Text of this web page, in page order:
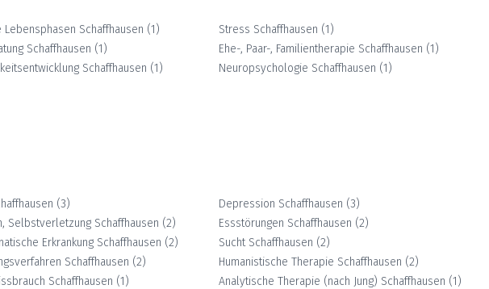
Lebensphasen Schaffhausen (1) Stress Schaffhausen (1)
Schaffhausen (1) Ehe-, Paar-, Familientherapie Schaffhausen (1)
Schaffhausen (1) Neuropsychologie Schaffhausen (1)
(3) Depression Schaffhausen (3)
Selbstverletzung Schaffhausen (2) Essstörungen Schaffhausen (2)
Erkrankung Schaffhausen (2) Sucht Schaffhausen (2)
Schaffhausen (2) Humanistische Therapie Schaffhausen (2)
Schaffhausen (1) Analytische Therapie (nach Jung) Schaffhausen (1)